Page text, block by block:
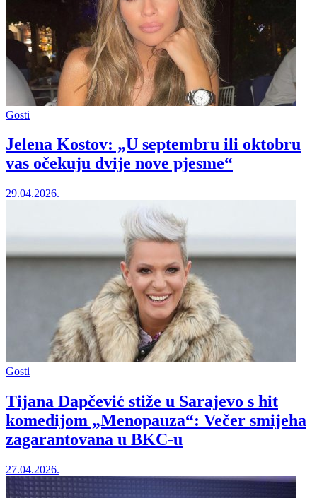
Gosti
Jelena Kostov: „U septembru ili oktobru
vas očekuju dvije nove pjesme“
29.04.2026.
Gosti
Tijana Dapčević stiže u Sarajevo s hit
komedijom „Menopauza“: Večer smijeha
zagarantovana u BKC-u
27.04.2026.